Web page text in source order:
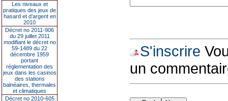
Les niveaux et
pratiques des jeux de
hasard et d’argent en
2010
Décret no 2011-906
du 29 juillet 2011
modifiant le décret no
59-1489 du 22
décembre 1959
portant
réglementation des
jeux dans les casinos
des stations
balnéaires, thermales
et climatiques
Décret no 2010-605
S'inscrire
un